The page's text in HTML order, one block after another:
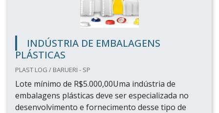
INDÚSTRIA DE EMBALAGENS
PLÁSTICAS
PLAST LOG / BARUERI - SP
Lote mínimo de R$5.000,00Uma indústria de
embalagens plásticas deve ser especializada no
desenvolvimento e fornecimento desse tipo de